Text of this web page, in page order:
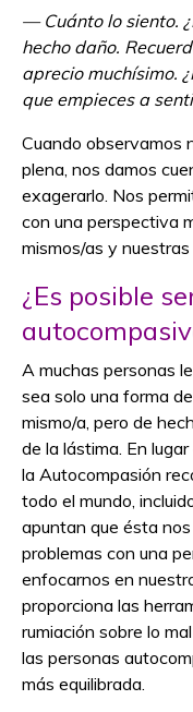
— Cuánto lo siento.
hecho daño.
aprecio muchísimo.
que empieces a
Cuando observamos
plena, nos damos
exagerarlo. Nos
con una perspectiva
mismos/as y nuestras
¿Es posible
A muchas personas
sea solo una forma
mismo/a, pero de
de la lástima. En
la Autocompasión
todo el mundo,
apuntan que ésta
problemas con una
enfocarnos en
proporciona las
rumiación sobre lo
las personas
más equilibrada.